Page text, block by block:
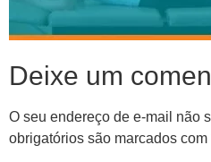
Deixe um
O seu endereço de e-mail não
obrigatórios são marcados com